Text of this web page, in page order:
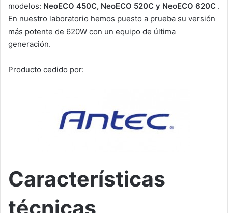
modelos: NeoECO 450C, NeoECO 520C y NeoECO 620C .
En nuestro laboratorio hemos puesto a prueba su versión
más potente de 620W con un equipo de última
generación.
Producto cedido por:
Características
técnicas